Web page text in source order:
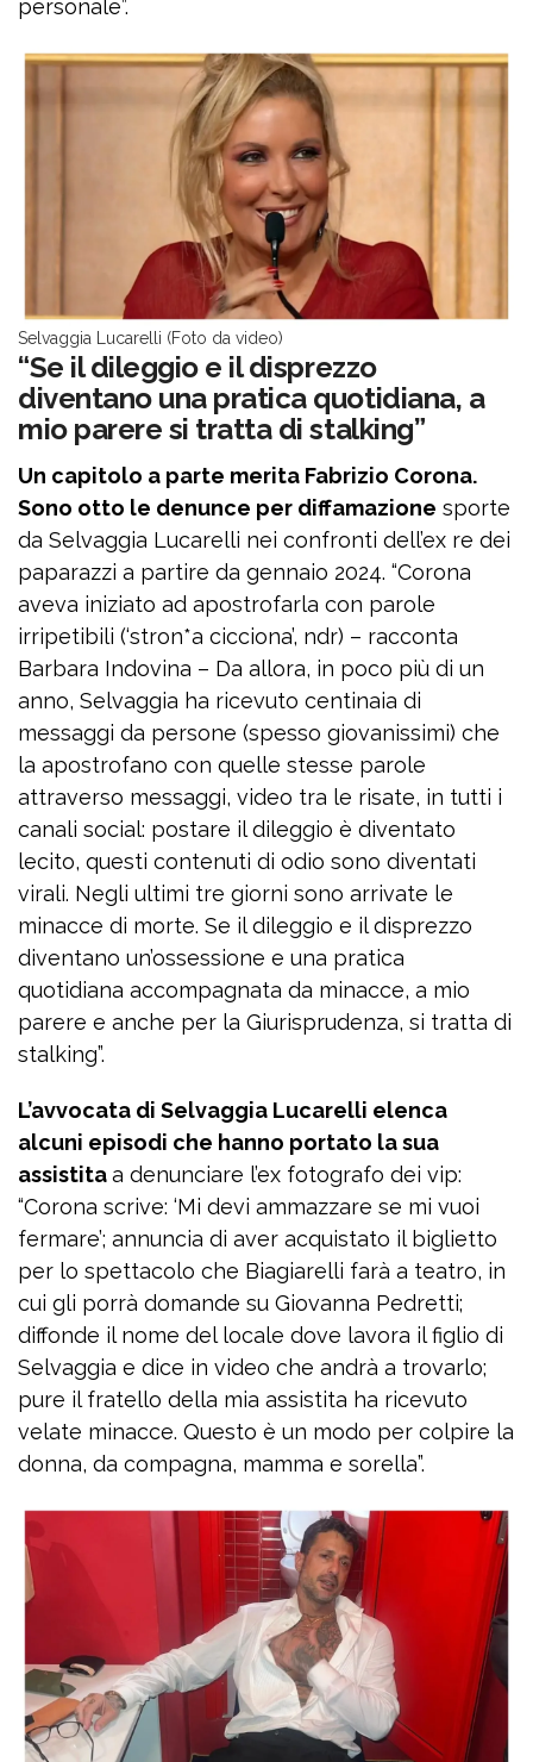
personale”.
Selvaggia Lucarelli (Foto da video)
“Se il dileggio e il disprezzo
diventano una pratica quotidiana, a
mio parere si tratta di stalking”
Un capitolo a parte merita Fabrizio Corona.
Sono otto le denunce per diffamazione sporte
da Selvaggia Lucarelli nei confronti dell’ex re dei
paparazzi a partire da gennaio 2024. “Corona
aveva iniziato ad apostrofarla con parole
irripetibili (‘stron*a cicciona’, ndr) – racconta
Barbara Indovina – Da allora, in poco più di un
anno, Selvaggia ha ricevuto centinaia di
messaggi da persone (spesso giovanissimi) che
la apostrofano con quelle stesse parole
attraverso messaggi, video tra le risate, in tutti i
canali social: postare il dileggio è diventato
lecito, questi contenuti di odio sono diventati
virali. Negli ultimi tre giorni sono arrivate le
minacce di morte. Se il dileggio e il disprezzo
diventano un’ossessione e una pratica
quotidiana accompagnata da minacce, a mio
parere e anche per la Giurisprudenza, si tratta di
stalking”.
L’avvocata di Selvaggia Lucarelli elenca
alcuni episodi che hanno portato la sua
assistitaa denunciare l’ex fotografo dei vip:
“Corona scrive: ‘Mi devi ammazzare se mi vuoi
fermare’; annuncia di aver acquistato il biglietto
per lo spettacolo che Biagiarelli farà a teatro, in
cui gli porrà domande su Giovanna Pedretti;
diffonde il nome del locale dove lavora il figlio di
Selvaggia e dice in video che andrà a trovarlo;
pure il fratello della mia assistita ha ricevuto
velate minacce. Questo è un modo per colpire la
donna, da compagna, mamma e sorella”.